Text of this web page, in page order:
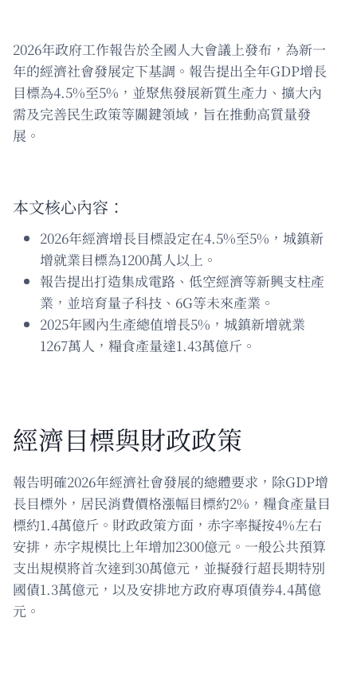
2026年政府工作報告於全國人大會議上發布，為新一
年的經濟社會發展定下基調。報告提出全年GDP增長
目標為4.5%至5%，並聚焦發展新質生產力、擴大內
需及完善民生政策等關鍵領域，旨在推動高質量發
展。
本文核心內容：
2026年經濟增長目標設定在4.5%至5%，城鎮新
增就業目標為1200萬人以上。
報告提出打造集成電路、低空經濟等新興支柱產
業，並培育量子科技、6G等未來產業。
2025年國內生產總值增長5%，城鎮新增就業
1267萬人，糧食產量達1.43萬億斤。
經濟目標與財政政策
報告明確2026年經濟社會發展的總體要求，除GDP增
長目標外，居民消費價格漲幅目標約2%，糧食產量目
標約1.4萬億斤。財政政策方面，赤字率擬按4%左右
安排，赤字規模比上年增加2300億元。一般公共預算
支出規模將首次達到30萬億元，並擬發行超長期特別
國債1.3萬億元，以及安排地方政府專項債券4.4萬億
元。